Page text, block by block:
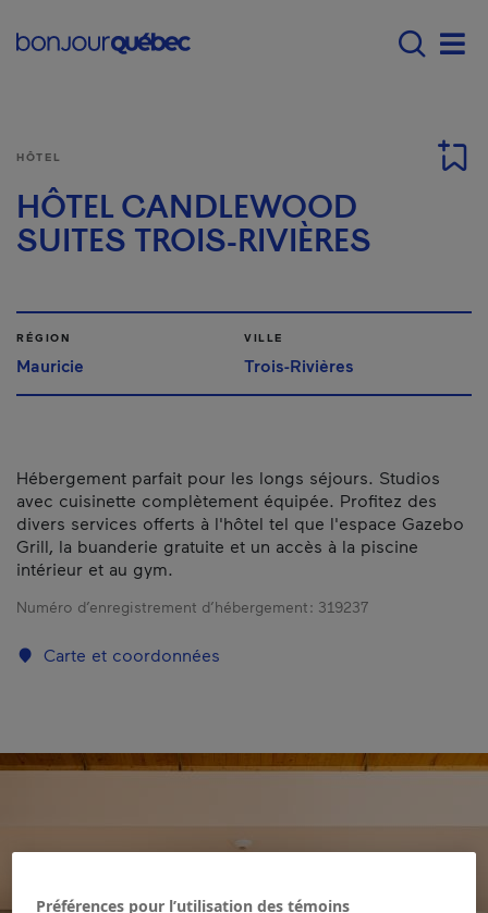
Main navigation -
HÔTEL
HÔTEL CANDLEWOOD
SUITES TROIS-RIVIÈRES
RÉGION
Mauricie
VILLE
Trois-Rivières
Hébergement parfait pour les longs séjours. Studios
avec cuisinette complètement équipée. Profitez des
divers services offerts à l'hôtel tel que l'espace Gazebo
Grill, la buanderie gratuite et un accès à la piscine
intérieur et au gym.
Numéro d’enregistrement d’hébergement : 319237
Carte et coordonnées
Préférences pour l’utilisation des témoins